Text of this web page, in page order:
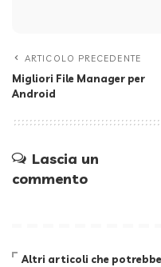
ARTICOLO PRECEDENTE
Migliori File Manager per
Android
Lascia un
commento
Altri articoli che